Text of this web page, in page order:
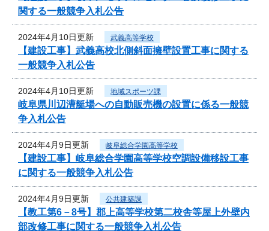
関する一般競争入札公告
2024年4月10日更新 武義高等学校
【建設工事】武義高校北側斜面擁壁設置工事に関する
一般競争入札公告
2024年4月10日更新 地域スポーツ課
岐阜県川辺漕艇場への自動販売機の設置に係る一般競
争入札公告
2024年4月9日更新 岐阜総合学園高等学校
【建設工事】岐阜総合学園高等学校空調設備移設工事
に関する一般競争入札公告
2024年4月9日更新 公共建築課
【教工第6－8号】郡上高等学校第二校舎等屋上外壁内
部改修工事に関する一般競争入札公告